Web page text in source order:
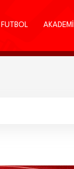
FUTBOL AKADEMİ